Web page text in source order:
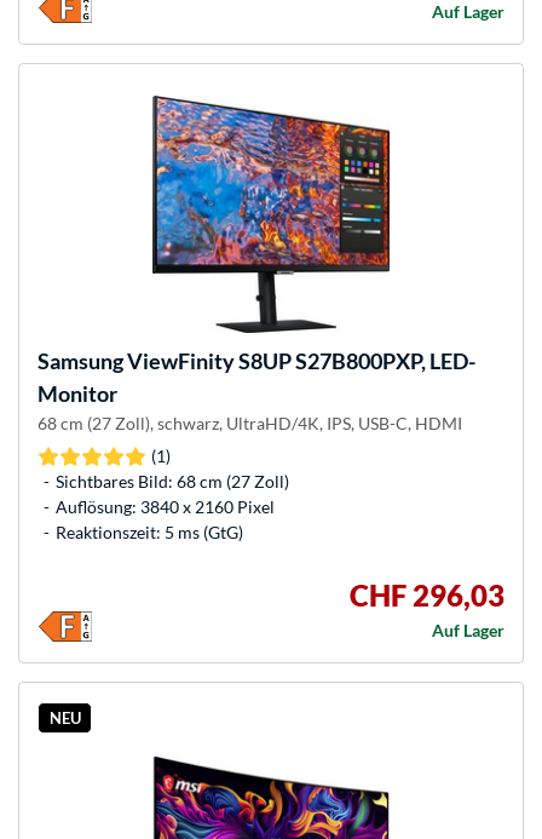
Auf Lager
SamsungViewFinity S8UP S27B800PXP, LED-
Monitor
68 cm (27 Zoll), schwarz, UltraHD/4K, IPS, USB-C, HDMI
(1)
Sichtbares Bild: 68 cm (27 Zoll)
Auflösung: 3840 x 2160 Pixel
Reaktionszeit: 5 ms (GtG)
CHF 296,03
Auf Lager
NEU